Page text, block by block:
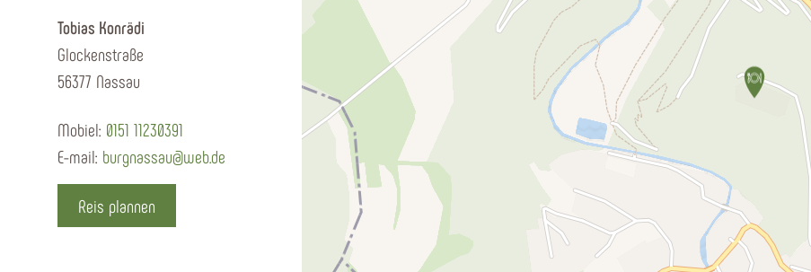
Tobias Konrädi
Glockenstraße
56377 Nassau
Mobiel: 0151 11230391
E-mail: burgnassau@web.de
Reis plannen